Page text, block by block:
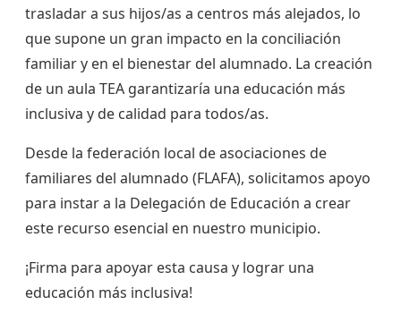
trasladar a sus hijos/as a centros más alejados, lo
que supone un gran impacto en la conciliación
familiar y en el bienestar del alumnado. La creación
de un aula TEA garantizaría una educación más
inclusiva y de calidad para todos/as.
Desde la federación local de asociaciones de
familiares del alumnado (FLAFA), solicitamos apoyo
para instar a la Delegación de Educación a crear
este recurso esencial en nuestro municipio.
¡Firma para apoyar esta causa y lograr una
educación más inclusiva!